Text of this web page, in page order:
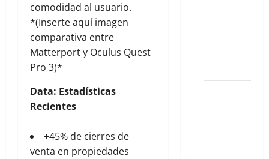
comodidad al usuario.
*(Inserte aquí imagen
comparativa entre
Matterport y Oculus Quest
Pro 3)*
Data: Estadísticas
Recientes
+45% de cierres de
venta en propiedades